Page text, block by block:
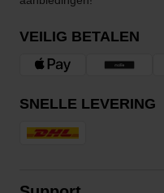
VEILIG BETALEN
SNELLE LEVERING